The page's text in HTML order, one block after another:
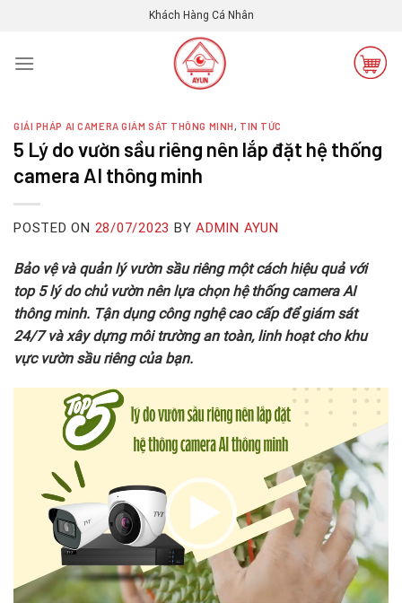
content
Khách Hàng Cá Nhân
GIẢI PHÁP AI CAMERA GIÁM SÁT THÔNG MINH , TIN TỨC
5 Lý do vườn sầu riêng nên lắp đặt hệ thống
camera AI thông minh
POSTED ON 28/07/2023 BY ADMIN AYUN
Bảo vệ và quản lý vườn sầu riêng một cách hiệu quả với
top 5 lý do chủ vườn nên lựa chọn hệ thống camera AI
thông minh. Tận dụng công nghệ cao cấp để giám sát
24/7 và xây dựng môi trường an toàn, linh hoạt cho khu
vực vườn sầu riêng của bạn.